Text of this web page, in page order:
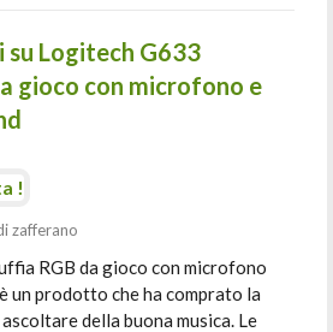
Logitech G633
gioco con microfono e
!
zafferano
RGB da gioco con microfono
un prodotto che ha comprato la
della buona musica. Le